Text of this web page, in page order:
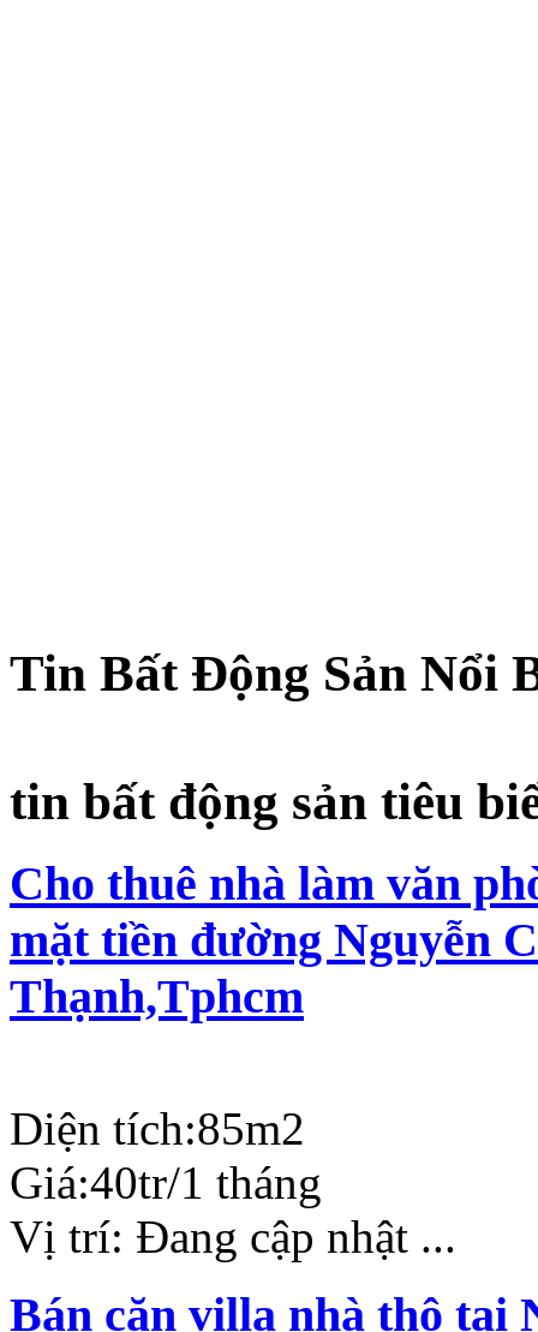
Tin Bất Động Sản Nổi
tin bất động sản tiêu
Cho thuê nhà làm văn
mặt tiền đường Nguyễn
Thạnh,Tphcm
Diện tích:85m2
Giá:40tr/1 tháng
Vị trí: Đang cập nhật ...
Bán căn villa nhà thô tại